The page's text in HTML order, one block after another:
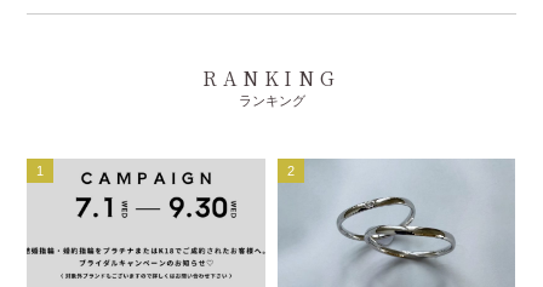
RANKING
ランキング